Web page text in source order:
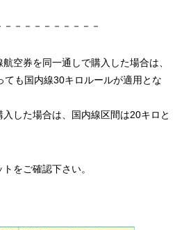
－－－－－－－－－
空券を同一通しで購入した場合は、
ても国内線30キロルールが適用とな
した場合は、国内線区間は20キロと
をご確認下さい。